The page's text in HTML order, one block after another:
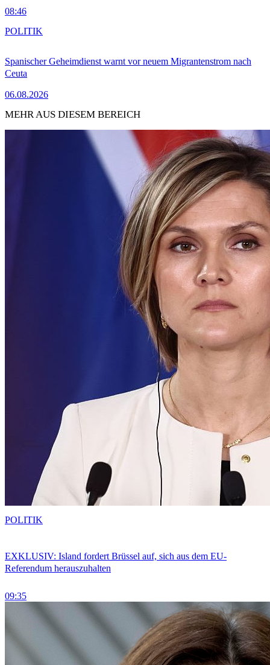
08:46
Spanischer Geheimdienst warnt vor neuem Migrantenstrom nach
Ceuta
06.08.2026
POLITIK
MEHR AUS DIESEM BEREICH
EXKLUSIV: Island fordert Brüssel auf, sich aus dem EU-
Referendum herauszuhalten
09:35
POLITIK